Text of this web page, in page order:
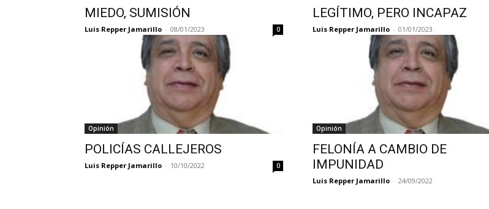
MIEDO, SUMISIÓN
Luis Repper Jamarillo - 08/01/2023 0
LEGÍTIMO, PERO INCAPAZ
Luis Repper Jamarillo - 01/01/2023
Opinión
POLICÍAS CALLEJEROS
Luis Repper Jamarillo - 10/10/2022 0
Opinión
FELONÍA A CAMBIO DE
IMPUNIDAD
Luis Repper Jamarillo - 24/09/2022